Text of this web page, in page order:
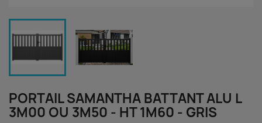
PORTAIL SAMANTHA BATTANT ALU L
3M00 OU 3M50 - HT 1M60 - GRIS